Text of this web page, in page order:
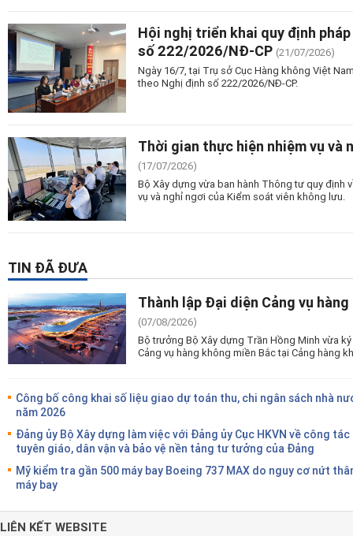
Hội nghị triển khai quy định
số 222/2026/NĐ-CP (21/07/2026)
Ngày 16/7, tại Trụ sở Cục Hàng không Việt
theo Nghị định số 222/2026/NĐ-CP.
Thời gian thực hiện nhiệm vụ
(17/07/2026)
Bộ Xây dựng vừa ban hành Thông tư quy định
vụ và nghỉ ngơi của Kiểm soát viên không lưu.
TIN ĐÃ ĐƯA
Thành lập Đại diện Cảng vụ
(07/08/2026)
Bộ trưởng Bộ Xây dựng Trần Hồng Minh vừa
Cảng vụ hàng không miền Bắc tại Cảng hàng
Công bố công khai số liệu giao dự toán thu, chi ngân sách nhà
năm 2026
Đảng ủy Bộ Xây dựng làm việc với Đảng ủy Cục HKVN về công tác
tuyên giáo, dân vận và bảo vệ nền tảng tư tưởng của Đảng
Mỹ kiểm tra gần 500 máy bay Boeing 737 MAX do nguy cơ nứt
máy bay
LIÊN KẾT WEBSITE